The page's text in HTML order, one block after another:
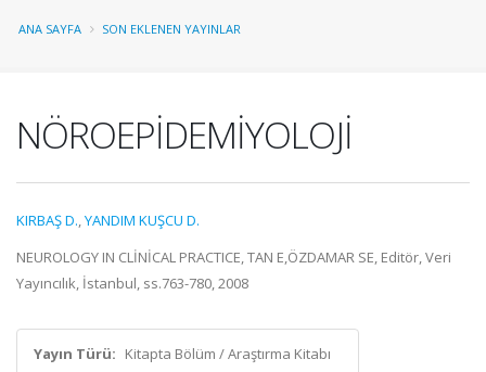
ANA SAYFA SON EKLENEN YAYINLAR
NÖROEPİDEMİYOLOJİ
KIRBAŞ D.,YANDIM KUŞCU D.
NEUROLOGY IN CLİNİCAL PRACTICE, TAN E,ÖZDAMAR SE, Editör, Veri
Yayıncılık, İstanbul, ss.763-780, 2008
Yayın Türü: Kitapta Bölüm / Araştırma Kitabı